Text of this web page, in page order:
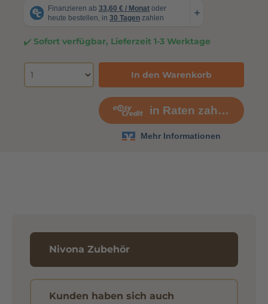
Sofort verfügbar, Lieferzeit 1-3 Werktage
In den Warenkorb
Nivona Zubehör
Kunden haben sich auch